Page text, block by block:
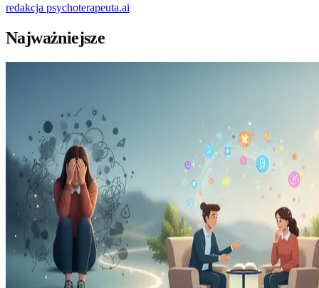
redakcja psychoterapeuta.ai
Najważniejsze